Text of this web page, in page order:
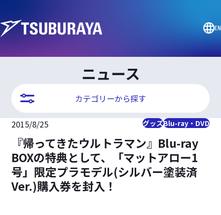
EN
ニュース
カテゴリーから探す
2015/8/25 グッズBlu-ray・DVD
『帰ってきたウルトラマン』Blu-ray
BOXの特典として、「マットアロー1
号」限定プラモデル(シルバー塗装済
Ver.)購入券を封入！